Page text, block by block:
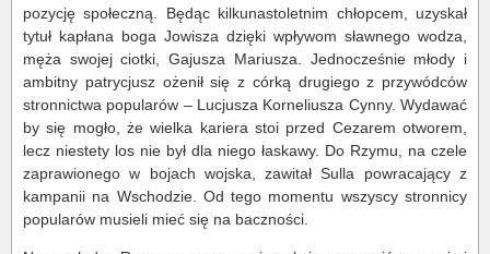
pozycję społeczną. Będąc kilkunastoletnim chłopcem, uzyskał
tytuł kapłana boga Jowisza dzięki wpływom sławnego wodza,
męża swojej ciotki, Gajusza Mariusza. Jednocześnie młody i
ambitny patrycjusz ożenił się z córką drugiego z przywódców
stronnictwa popularów – Lucjusza Korneliusza Cynny. Wydawać
by się mogło, że wielka kariera stoi przed Cezarem otworem,
lecz niestety los nie był dla niego łaskawy. Do Rzymu, na czele
zaprawionego w bojach wojska, zawitał Sulla powracający z
kampanii na Wschodzie. Od tego momentu wszyscy stronnicy
popularów musieli mieć się na baczności.